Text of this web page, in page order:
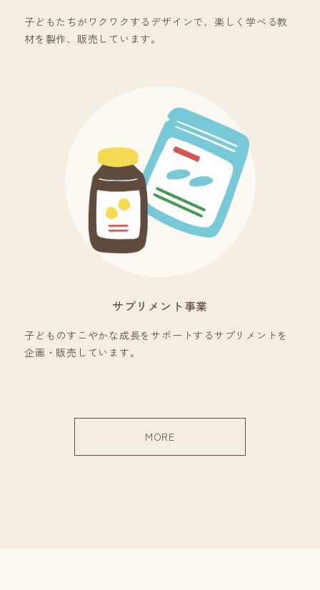
子どもたちがワクワクするデザインで、楽しく学べる教
材を製作、販売しています。
サプリメント事業
子どものすこやかな成長をサポートするサプリメントを
企画・販売しています。
MORE